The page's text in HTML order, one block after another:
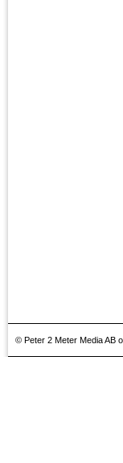
© Peter 2 Meter Media AB